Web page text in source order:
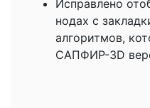
Исправлено
нодах с
алгоритмов,
САПФИР-3D